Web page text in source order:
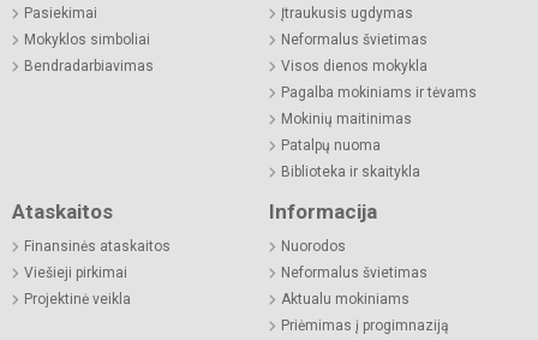
Pasiekimai
Mokyklos simboliai
Bendradarbiavimas
Įtraukusis ugdymas
Neformalus švietimas
Visos dienos mokykla
Pagalba mokiniams ir tėvams
Mokinių maitinimas
Patalpų nuoma
Biblioteka ir skaitykla
Ataskaitos
Finansinės ataskaitos
Viešieji pirkimai
Projektinė veikla
Informacija
Nuorodos
Neformalus švietimas
Aktualu mokiniams
Priėmimas į progimnaziją